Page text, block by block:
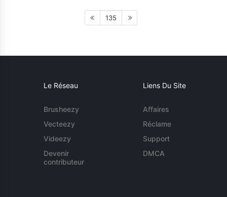
135
Le Réseau
Brusheezy
Vecteezy
Videezy
Devenir
contributeur
Liens Du Site
Affaires
Réclame
Support
DMCA